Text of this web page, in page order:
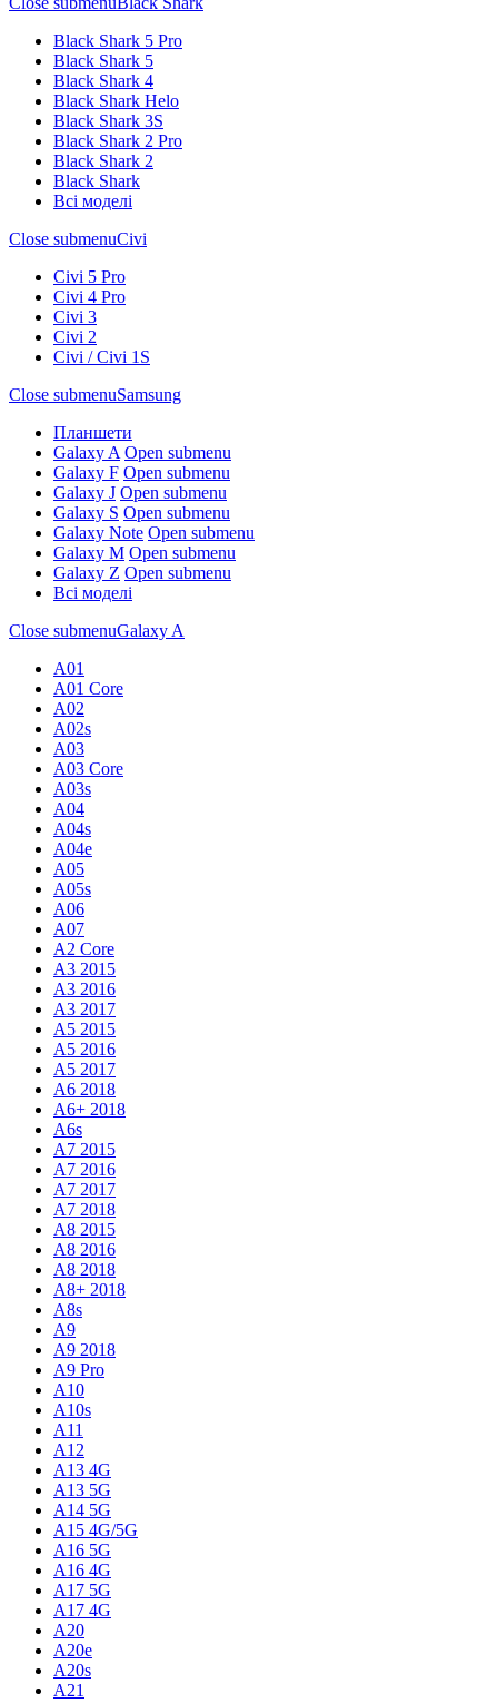
Black Shark 5 Pro
Black Shark 5
Black Shark 4
Black Shark Helo
Black Shark 3S
Black Shark 2 Pro
Black Shark 2
Black Shark
Всі моделі
Close submenuCivi
Civi 5 Pro
Civi 4 Pro
Civi 3
Civi 2
Civi / Civi 1S
Close submenuSamsung
Планшети
Galaxy A Open submenu
Galaxy F Open submenu
Galaxy J Open submenu
Galaxy S Open submenu
Galaxy Note Open submenu
Galaxy M Open submenu
Galaxy Z Open submenu
Всі моделі
Close submenuGalaxy A
A01
A01 Core
A02
A02s
A03
A03 Core
A03s
A04
A04s
A04e
A05
A05s
A06
A07
A2 Core
A3 2015
A3 2016
A3 2017
A5 2015
A5 2016
A5 2017
A6 2018
A6+ 2018
A6s
A7 2015
A7 2016
A7 2017
A7 2018
A8 2015
A8 2016
A8 2018
A8+ 2018
A8s
A9
A9 2018
A9 Pro
A10
A10s
A11
A12
A13 4G
A13 5G
A14 5G
A15 4G/5G
A16 5G
A16 4G
A17 5G
A17 4G
A20
A20e
A20s
A21